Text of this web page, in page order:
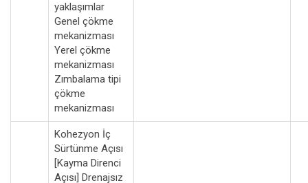
yaklaşımlar
Genel çökme
mekanizması
Yerel çökme
mekanizması
Zımbalama tipi
çökme
mekanizması
Kohezyon İç
Sürtünme Açısı
[Kayma Direnci
Açısı] Drenajsız